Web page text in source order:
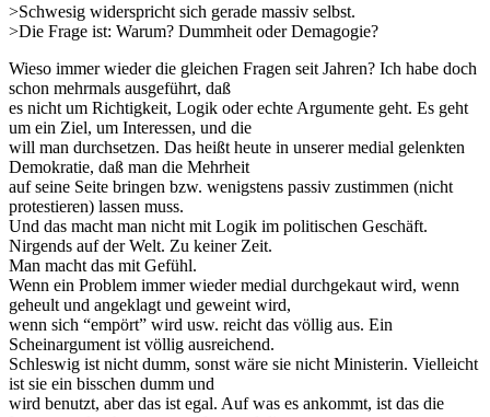
>Schwesig widerspricht sich gerade massiv selbst.
>Die Frage ist: Warum? Dummheit oder Demagogie?
Wieso immer wieder die gleichen Fragen seit Jahren? Ich habe doch
schon mehrmals ausgeführt, daß
es nicht um Richtigkeit, Logik oder echte Argumente geht. Es geht
um ein Ziel, um Interessen, und die
will man durchsetzen. Das heißt heute in unserer medial gelenkten
Demokratie, daß man die Mehrheit
auf seine Seite bringen bzw. wenigstens passiv zustimmen (nicht
protestieren) lassen muss.
Und das macht man nicht mit Logik im politischen Geschäft.
Nirgends auf der Welt. Zu keiner Zeit.
Man macht das mit Gefühl.
Wenn ein Problem immer wieder medial durchgekaut wird, wenn
geheult und angeklagt und geweint wird,
wenn sich “empört” wird usw. reicht das völlig aus. Ein
Scheinargument ist völlig ausreichend.
Schleswig ist nicht dumm, sonst wäre sie nicht Ministerin. Vielleicht
ist sie ein bisschen dumm und
wird benutzt, aber das ist egal. Auf was es ankommt, ist das die